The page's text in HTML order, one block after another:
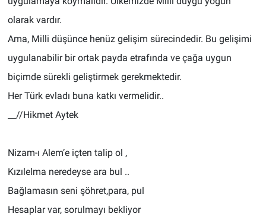
olarak vardır.
Ama, Milli düşünce henüz gelişim sürecindedir. Bu gelişimi
uygulanabilir bir ortak payda etrafında ve çağa uygun
biçimde sürekli geliştirmek gerekmektedir.
Her Türk evladı buna katkı vermelidir..
__//Hikmet Aytek
Nizam-ı Alem’e içten talip ol ,
Kızılelma neredeyse ara bul ..
Bağlamasın seni şöhret,para, pul
Hesaplar var, sorulmayı bekliyor